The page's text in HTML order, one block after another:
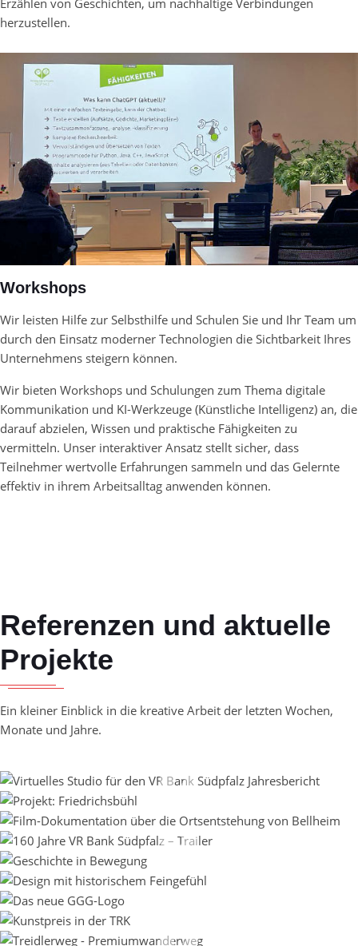
Erzählen von Geschichten, um nachhaltige Verbindungen
herzustellen.
Workshops
Wir leisten Hilfe zur Selbsthilfe und Schulen Sie und Ihr Team um
durch den Einsatz moderner Technologien die Sichtbarkeit Ihres
Unternehmens steigern können.
Wir bieten Workshops und Schulungen zum Thema digitale
Kommunikation und KI-Werkzeuge (Künstliche Intelligenz) an, die
darauf abzielen, Wissen und praktische Fähigkeiten zu
vermitteln. Unser interaktiver Ansatz stellt sicher, dass
Teilnehmer wertvolle Erfahrungen sammeln und das Gelernte
effektiv in ihrem Arbeitsalltag anwenden können.
Referenzen und aktuelle
Projekte
Ein kleiner Einblick in die kreative Arbeit der letzten Wochen,
Monate und Jahre.